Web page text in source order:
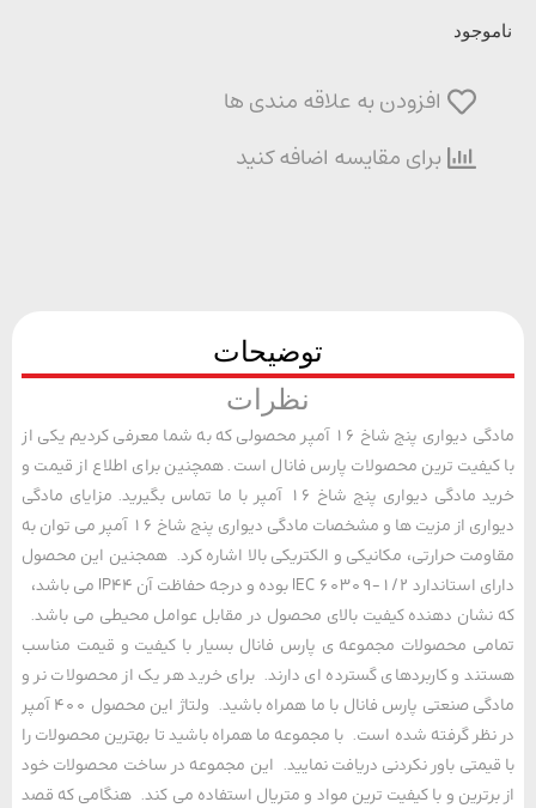
افزودن به علاقه مندی ها
برای مقایسه اضافه کنید
توضیحات
نظرات
مادگی دیواری پنج شاخ 16 آمپر محصولی که به شما معرفی کردیم یکی از
ترین محصولات پارس فانال است. همچنین برای اطلاع از قیمت و
خرید مادگی دیواری پنج شاخ 16 آمپر با ما تماس بگیرید. مزایای مادگی
دیواری از مزیت ها و مشخصات مادگی دیواری پنج شاخ 16 آمپر می توان به
حرارتی، مکانیکی و الکتریکی بالا اشاره کرد. همجنین این محصول
دارای استاندارد IEC 60309-1/2 بوده و درجه حفاظت آن IP44 می باشد،
دهنده کیفیت بالای محصول در مقابل عوامل محیطی می باشد.
محصولات مجموعه ی پارس فانال بسیار با کیفیت و قیمت مناسب
و کاربردهای گسترده ای دارند. برای خرید هر یک از محصولات نر و
مادگی صنعتی پارس فانال با ما همراه باشید. ولتاژ این محصول 400 آمپر
گرفته شده است. با مجموعه ما همراه باشید تا بهترین محصولات را
باور نکردنی دریافت نمایید. این مجموعه در ساخت محصولات خود
و با کیفیت ترین مواد و متریال استفاده می کند. هنگامی که قصد